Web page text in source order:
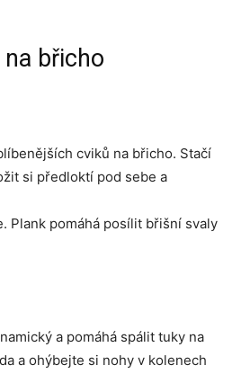
břicho
cviků na břicho. Stačí
si předloktí pod sebe a
Plank pomáhá posílit břišní svaly
a pomáhá spálit tuky na
a ohýbejte si nohy v kolenech